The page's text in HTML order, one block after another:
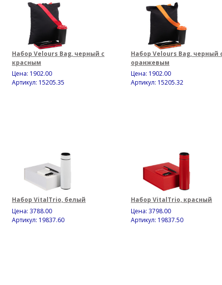
Набор Velours Bag, черный с
красным
Цена: 1902.00
Артикул: 15205.35
Набор Velours Bag, черный
оранжевым
Цена: 1902.00
Артикул: 15205.32
Набор VitalTrio, белый
Цена: 3788.00
Артикул: 19837.60
Набор VitalTrio, красный
Цена: 3798.00
Артикул: 19837.50